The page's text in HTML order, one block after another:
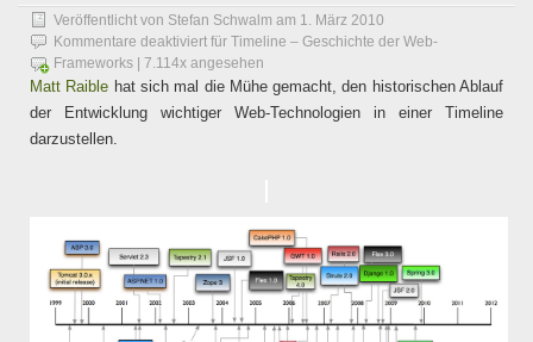
Veröffentlicht von Stefan Schwalm am 1. März 2010
Kommentare deaktiviert für Timeline – Geschichte der Web-
Frameworks | 7.114x angesehen
Matt Raible hat sich mal die Mühe gemacht, den historischen Ablauf
der Entwicklung wichtiger Web-Technologien in einer Timeline
darzustellen.